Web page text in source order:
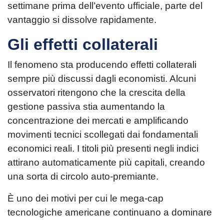
settimane prima dell’evento ufficiale, parte del
vantaggio si dissolve rapidamente.
Gli effetti collaterali
Il fenomeno sta producendo effetti collaterali
sempre più discussi dagli economisti. Alcuni
osservatori ritengono che la crescita della
gestione passiva stia aumentando la
concentrazione dei mercati e amplificando
movimenti tecnici scollegati dai fondamentali
economici reali. I titoli più presenti negli indici
attirano automaticamente più capitali, creando
una sorta di circolo auto-premiante.
È uno dei motivi per cui le mega-cap
tecnologiche americane continuano a dominare